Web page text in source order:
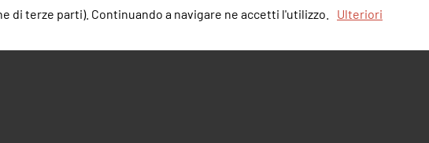
terze parti). Continuando a navigare ne accetti l'utilizzo.
Ulteriori